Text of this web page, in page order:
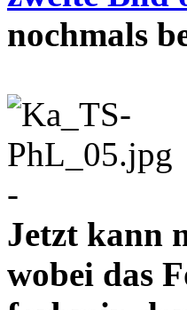
-
Jetzt kann
wobei das